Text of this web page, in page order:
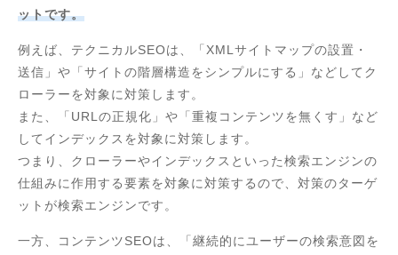
ットです。
例えば、テクニカルSEOは、「XMLサイトマップの設置・
送信」や「サイトの階層構造をシンプルにする」などしてク
ローラーを対象に対策します。
また、「URLの正規化」や「重複コンテンツを無くす」など
してインデックスを対象に対策します。
つまり、クローラーやインデックスといった検索エンジンの
仕組みに作用する要素を対象に対策するので、対策のターゲ
ットが検索エンジンです。
一方、コンテンツSEOは、「継続的にユーザーの検索意図を